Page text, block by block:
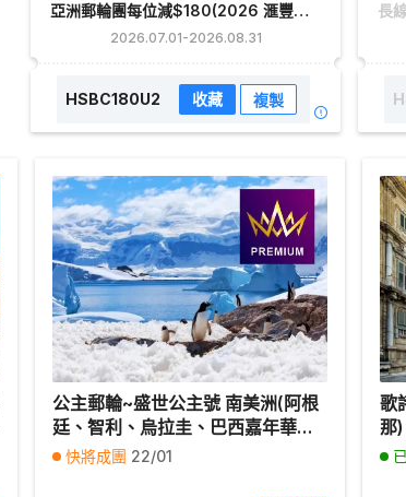
亞洲郵輪團每位減$180(2026 滙豐信用卡優惠)
2026.07.01-2026.08.31
HSBC180U2 收藏 複製
公主郵輪~盛世公主號 南美洲(阿根
廷、智利、烏拉圭、巴西嘉年華冠
軍賽巡遊)、南極洲 26天豪華郵輪
快將成團 22/01
歌
那
馬